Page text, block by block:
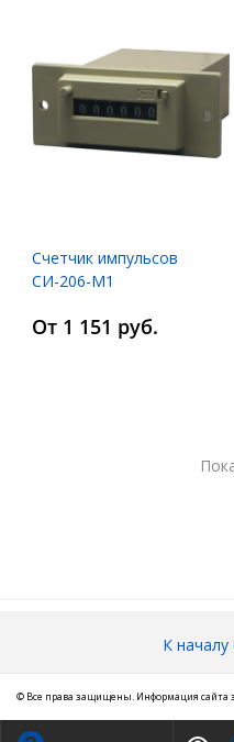
Счетчик импульсов
СИ-206-М1
От 1 151 руб.
К началу
© Все права защищены. Информация сайта